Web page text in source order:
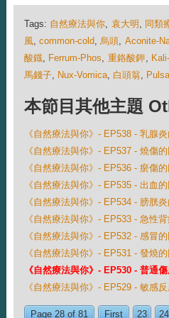
Tags: 自然療法與你, 袁大明 , 同類
風, common-cold,烏頭, Aconite-
酸鐡, Ferrum-Phos, 重鉻酸鉀,
馬錢子, Nux-Vomica, 白頭翁,
本節目其他主題
《自然療法與你》- EP538 - 乳腺
《自然療法與你》- EP537 - 燒傷
《自然療法與你》- EP536 - 瘀傷
《自然療法與你》- EP535 - 出血
《自然療法與你》- EP534 - 膀胱
《自然療法與你》- EP533 - 急性
《自然療法與你》- EP532 - 感冒
《自然療法與你》- EP531 - 發燒
《自然療法與你》- EP530 - 普通
《自然療法與你》- EP529 - 敏感
Page 28 of 81 First 23 24